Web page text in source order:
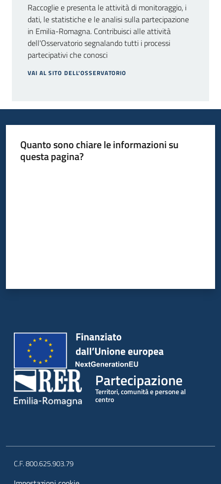
Raccoglie e presenta le attività di monitoraggio, i
dati, le statistiche e le analisi sulla partecipazione
in Emilia-Romagna. Contribuisci alle attività
dell'Osservatorio segnalando tutti i processi
partecipativi che conosci
VAI AL SITO DELL'OSSERVATORIO
Quanto sono chiare le informazioni su
questa pagina?
Partecipazione
Territori, comunità e persone al
centro
C.F. 800.625.903.79